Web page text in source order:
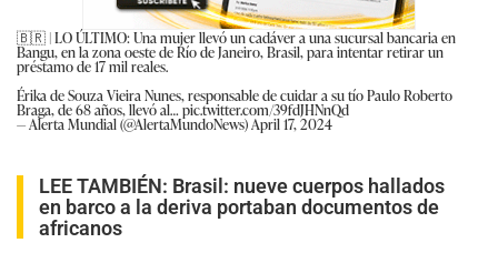
🇧🇷 | LO ÚLTIMO: Una mujer llevó un cadáver a una sucursal bancaria en
Bangu, en la zona oeste de Río de Janeiro, Brasil, para intentar retirar un
préstamo de 17 mil reales.
Érika de Souza Vieira Nunes, responsable de cuidar a su tío Paulo Roberto
Braga, de 68 años, llevó al…pic.twitter.com/39fdJHNnQd
— Alerta Mundial (@AlertaMundoNews)April 17, 2024
LEE TAMBIÉN: Brasil: nueve cuerpos hallados
en barco a la deriva portaban documentos de
africanos